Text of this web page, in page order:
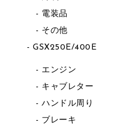
電装品
その他
GSX250E/400E
エンジン
キャブレター
ハンドル周り
ブレーキ